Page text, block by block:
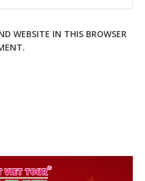
WEBSITE IN THIS BROWSER